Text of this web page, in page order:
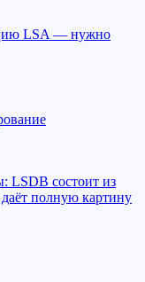
LSA — нужно
LSDB состоит из
полную картину